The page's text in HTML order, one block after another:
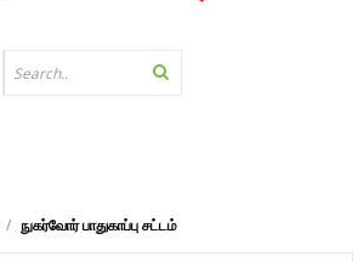
நுகர்வோர் பாதுகாப்பு சட்டம்